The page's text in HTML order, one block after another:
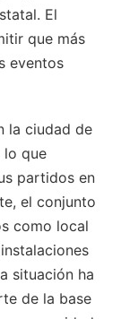
El
que más
eventos
la ciudad de
lo que
partidos en
el conjunto
como local
situación ha
de la base